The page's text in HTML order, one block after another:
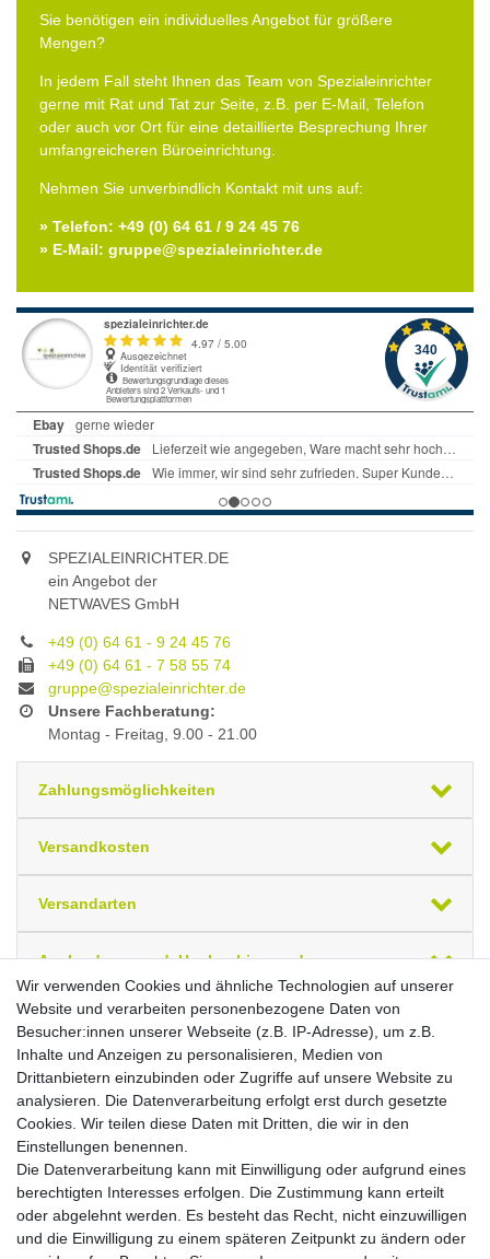
Sie benötigen ein individuelles Angebot für größere
Mengen?
In jedem Fall steht Ihnen das Team von Spezialeinrichter
gerne mit Rat und Tat zur Seite, z.B. per E-Mail, Telefon
oder auch vor Ort für eine detaillierte Besprechung Ihrer
umfangreicheren Büroeinrichtung.
Nehmen Sie unverbindlich Kontakt mit uns auf:
» Telefon: +49 (0) 64 61 / 9 24 45 76
» E-Mail: gruppe@spezialeinrichter.de
SPEZIALEINRICHTER.DE
ein Angebot der
NETWAVES GmbH
+49 (0) 64 61 - 9 24 45 76
+49 (0) 64 61 - 7 58 55 74
gruppe@spezialeinrichter.de
Unsere Fachberatung:
Montag - Freitag, 9.00 - 21.00
Zahlungsmöglichkeiten
Versandkosten
Versandarten
Auslandsversand, Hochgebirgs- oder
Insellieferung
Ihre zuletzt angesehenen Artikel
PC-Schreibtisch rechts starr, C Fuß Blende
optional, 1600x1200x720, Ahorn/Silber
Brutto
Netto
In den Warenkorb
*inkl. ges. MwSt.,Versandkostenfrei (EU-Ausland
Wir verwenden Cookies und ähnliche Technologien auf unserer
Website und verarbeiten personenbezogene Daten von
Besucher:innen unserer Webseite (z.B. IP-Adresse), um z.B.
Inhalte und Anzeigen zu personalisieren, Medien von
Drittanbietern einzubinden oder Zugriffe auf unsere Website zu
analysieren. Die Datenverarbeitung erfolgt erst durch gesetzte
Cookies. Wir teilen diese Daten mit Dritten, die wir in den
Einstellungen benennen.
Die Datenverarbeitung kann mit Einwilligung oder aufgrund eines
berechtigten Interesses erfolgen. Die Zustimmung kann erteilt
oder abgelehnt werden. Es besteht das Recht, nicht einzuwilligen
und die Einwilligung zu einem späteren Zeitpunkt zu ändern oder